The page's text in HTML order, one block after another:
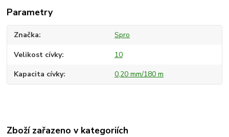
Parametry
Značka Spro
Velikost cívky 10
Kapacita cívky 0,20 mm/180 m
Zboží zařazeno v kategoriích